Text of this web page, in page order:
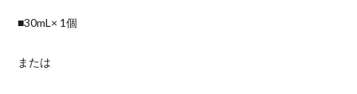
■30mL× 1個
または